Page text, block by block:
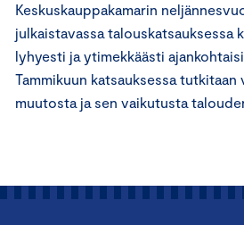
Keskuskauppakamarin
julkaistavassa talouskatsauksessa
lyhyesti ja ytimekkäästi
Tammikuun katsauksessa tutkitaan
muutosta ja sen vaikutusta